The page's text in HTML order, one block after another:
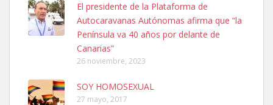
El día 5 se los perdió una ninfa papillera, asustada tiene miedo a la
calle, se perdió por la zon...
Leales.org » Gran Canaria
6.7.2025
El presidente de la Plataforma de
Autocaravanas Autónomas afirma que “la
Península va 40 años por delante de
Canarias”
26 noviembre, 2023
SOY HOMOSEXUAL
27 mayo, 2017